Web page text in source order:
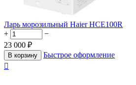
Ларь морозильный Haier HCE100R
+
−
23 000 ₽
В корзину
Быстрое оформление
